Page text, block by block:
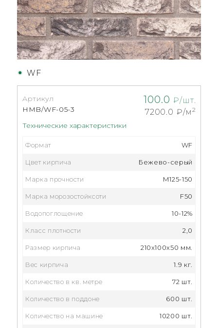
100.0 ₽/шт.
7200.0 ₽/м2
WF
Технические характеристики
Артикул
HMB/WF-05-3
Формат WF
Цвет кирпича Бежево-серый
Марка прочности М125-150
Марка морозостойксоти F50
Водопоглощение 10-12%
Класс плотности 2,0
Размер кирпича 210x100x50 мм.
Вес кирпича 1.9 кг.
Количество в кв. метре 72 шт.
Количество в поддоне 600 шт.
Количество на машине 10200 шт.